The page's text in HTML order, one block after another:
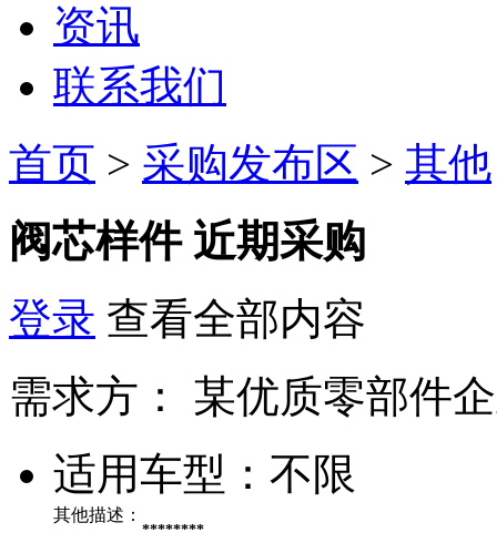
资讯
联系我们
首页 > 采购发布区 > 其他
阀芯样件 近期采购
登录 查看全部内容
需求方：
某优质零部件
适用车型： 不限
其他描述：
********